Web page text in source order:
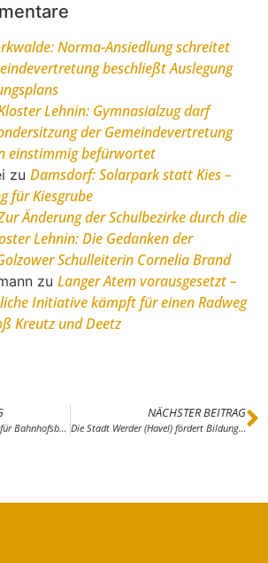
Norma-Ansiedlung schreitet
beschließt Auslegung
Lehnin: Gymnasialzug darf
der Gemeindevertretung
einstimmig befürwortet
zuDamsdorf: Solarpark statt Kies –
für Kiesgrube
Änderung der Schulbezirke durch die
Lehnin: Die Gedanken der
Schulleiterin Cornelia Brand
zuLanger Atem vorausgesetzt –
Initiative kämpft für einen Radweg
Kreutz und Deetz
Werder: Rahmenplanung für Bahnhofsbereich beginnt
NÄCHSTER BEITRAG
Die Stadt Werder (Havel) fördert Bildungscampus Glindow mit bis zu 5,5 Millionen Euro